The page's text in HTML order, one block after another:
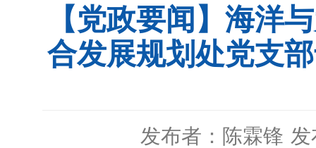
【党政要闻】海洋
合发展规划处党支
发布者：陈霖锋